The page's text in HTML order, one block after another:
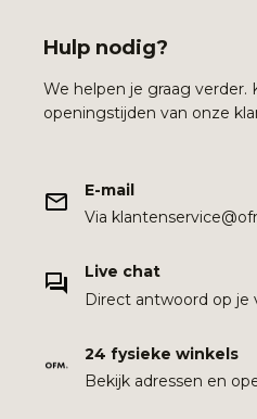
Hulp nodig?
We helpen je graag verder.
openingstijden van onze
E-mail
Via
Live chat
Direct antwoord op je
24 fysieke winkels
Bekijk adressen en